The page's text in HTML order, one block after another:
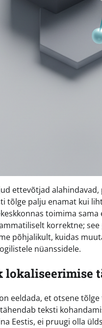
ettevõtjad
tõlge palju enamat kui
toimima sama
korrektne;
põhjalikult, kuidas
nüanssidele.
eeldada, et otsene
teksti
Eestis, ei pruugi olla